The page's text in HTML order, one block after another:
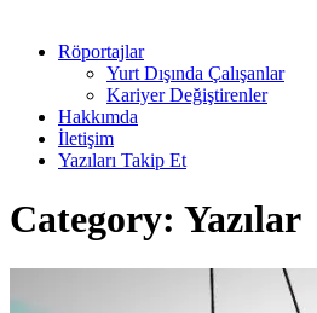
Röportajlar
Yurt Dışında Çalışanlar
Kariyer Değiştirenler
Hakkımda
İletişim
Yazıları Takip Et
Category: Yazılar